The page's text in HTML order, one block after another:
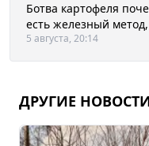
Ботва картофеля
есть железный
5 августа, 20:14
ДРУГИЕ